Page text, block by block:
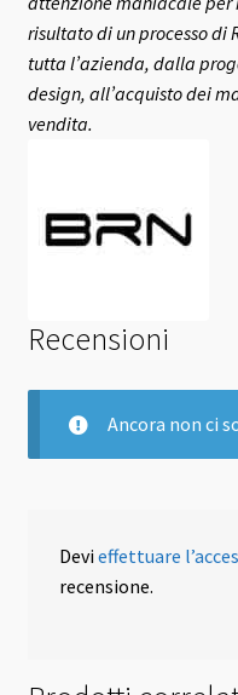
risultato di un processo di
tutta l’azienda, dalla
design, all’acquisto dei
vendita.
Recensioni
Ancora non ci
Devieffettuare
recensione.